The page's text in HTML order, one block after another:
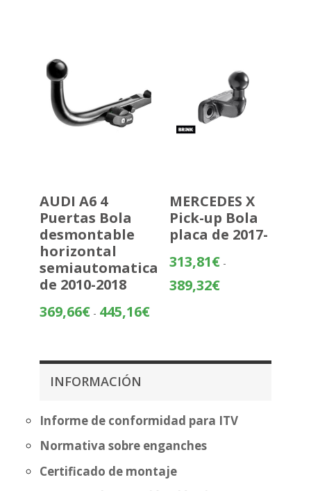
AUDI A6 4
Puertas Bola
desmontable
horizontal
semiautomatica
de 2010-2018
369,66€ - 445,16€Rango
MERCEDES X
Pick-up Bola
placa de 2017-
313,81€ -
389,32€Rango
hasta
INFORMACIÓN
Informe de conformidad para ITV
Normativa sobre enganches
Certificado de montaje